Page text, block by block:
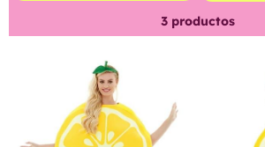
3 productos